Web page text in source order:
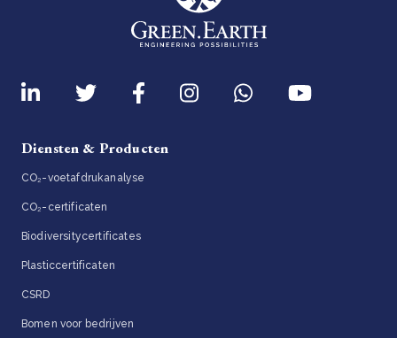
Diensten & Producten
CO₂-voetafdrukanalyse
CO₂-certificaten
Biodiversitycertificates
Plasticcertificaten
CSRD
Bomen voor bedrijven